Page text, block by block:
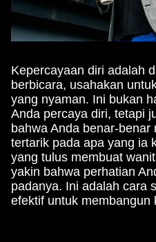
Kepercayaan diri adalah
berbicara, usahakan
yang nyaman. Ini bukan
Anda percaya diri, tetapi
bahwa Anda benar-benar
tertarik pada apa yang ia
yang tulus membuat
yakin bahwa perhatian
padanya. Ini adalah cara
efektif untuk membangun